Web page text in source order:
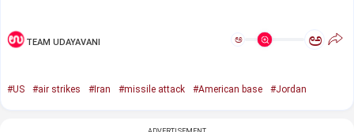
TEAM UDAYAVANI ಅ ಅ
#US #air strikes #Iran #missile attack #American base #Jordan